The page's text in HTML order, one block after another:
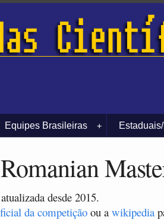
+
Equipes Brasileiras
desde 2015.
da competiçãoou a wikipedia